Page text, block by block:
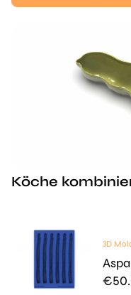
Köche
3D
€